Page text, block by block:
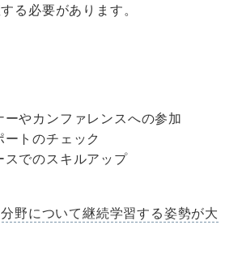
る必要があります。
ーやカンファレンスへの参加
トのチェック
スでのスキルアップ
野について継続学習する姿勢が大